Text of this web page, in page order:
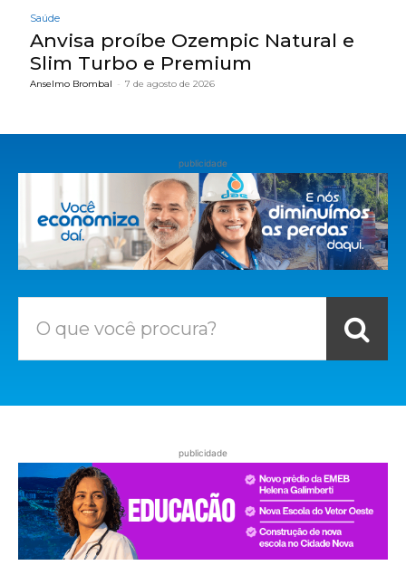
Saúde
Anvisa proíbe Ozempic Natural e
Slim Turbo e Premium
Anselmo Brombal - 7 de agosto de 2026
publicidade
O que você procura?
publicidade